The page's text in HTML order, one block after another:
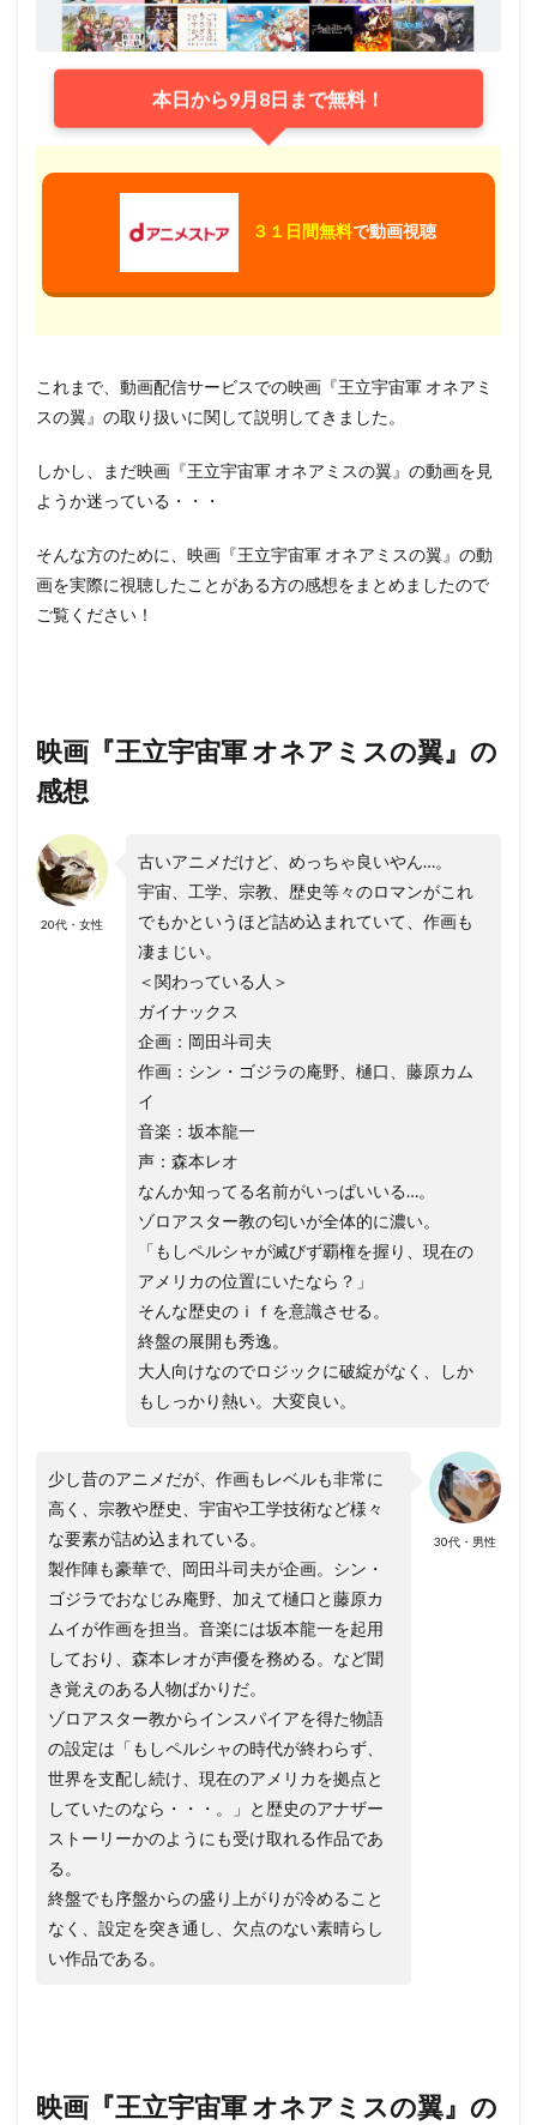
本日から9月8日まで無料！
３１日間無料で動画視聴
これまで、動画配信サービスでの映画『王立宇宙軍 オネアミ
スの翼』の取り扱いに関して説明してきました。
しかし、まだ映画『王立宇宙軍 オネアミスの翼』の動画を見
ようか迷っている・・・
そんな方のために、映画『王立宇宙軍 オネアミスの翼』の動
画を実際に視聴したことがある方の感想をまとめましたので
ご覧ください！
映画『王立宇宙軍 オネアミスの翼』の
感想
20代・女性
古いアニメだけど、めっちゃ良いやん…。
宇宙、工学、宗教、歴史等々のロマンがこれ
でもかというほど詰め込まれていて、作画も
凄まじい。
＜関わっている人＞
ガイナックス
企画：岡田斗司夫
作画：シン・ゴジラの庵野、樋口、藤原カム
イ
音楽：坂本龍一
声：森本レオ
なんか知ってる名前がいっぱいいる…。
ゾロアスター教の匂いが全体的に濃い。
「もしペルシャが滅びず覇権を握り、現在の
アメリカの位置にいたなら？」
そんな歴史のｉｆを意識させる。
終盤の展開も秀逸。
大人向けなのでロジックに破綻がなく、しか
もしっかり熱い。大変良い。
30代・男性
少し昔のアニメだが、作画もレベルも非常に
高く、宗教や歴史、宇宙や工学技術など様々
な要素が詰め込まれている。
製作陣も豪華で、岡田斗司夫が企画。シン・
ゴジラでおなじみ庵野、加えて樋口と藤原カ
ムイが作画を担当。音楽には坂本龍一を起用
しており、森本レオが声優を務める。など聞
き覚えのある人物ばかりだ。
ゾロアスター教からインスパイアを得た物語
の設定は「もしペルシャの時代が終わらず、
世界を支配し続け、現在のアメリカを拠点と
していたのなら・・・。」と歴史のアナザー
ストーリーかのようにも受け取れる作品であ
る。
終盤でも序盤からの盛り上がりが冷めること
なく、設定を突き通し、欠点のない素晴らし
い作品である。
映画『王立宇宙軍 オネアミスの翼』の